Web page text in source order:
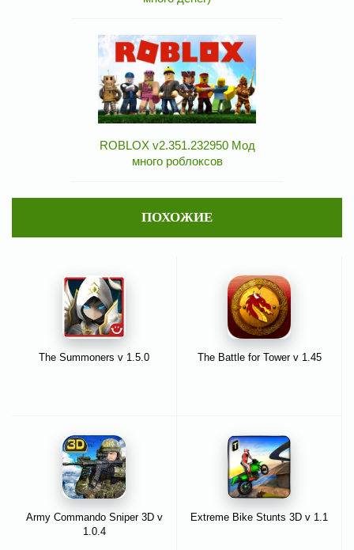
ROBLOX v2.351.232950 Мод
много роблоксов
ПОХОЖИЕ
The Summoners v 1.5.0 The Battle for Tower v 1.45
Army Commando Sniper 3D v
1.0.4
Extreme Bike Stunts 3D v 1.1